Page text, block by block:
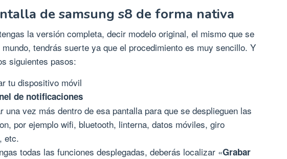
de samsung s8 de forma nativa
la versión completa, decir modelo original, el mismo que se
tendrás suerte ya que el procedimiento es muy sencillo. Y
siguientes pasos:
tu dispositivo móvil
de notificaciones
una vez más dentro de esa pantalla para que se desplieguen las
por ejemplo wifi, bluetooth, linterna, datos móviles, giro
etc.
todas las funciones desplegadas, deberás localizar «Grabar